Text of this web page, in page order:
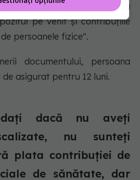
D212, adică "Declarația
pe venit și contribuțiile
persoanele fizice".
documentului, persoana
asigurat pentru 12 luni.
dacă nu aveţi
nu sunteţi
plata contribuţiei de
de sănătate, dar